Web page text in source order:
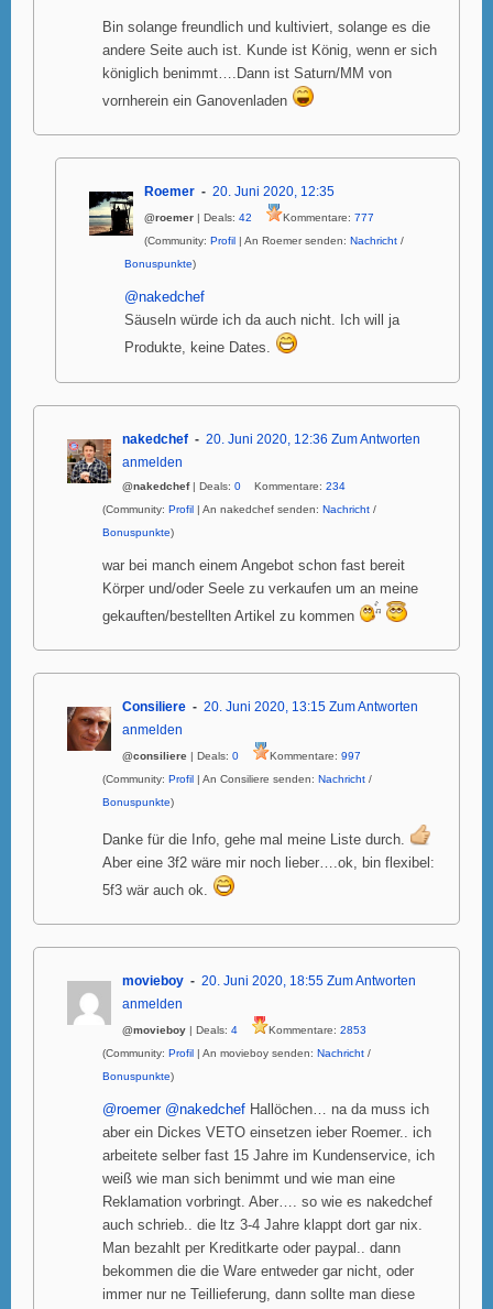
Bin solange freundlich und kultiviert, solange es die
andere Seite auch ist. Kunde ist König, wenn er sich
königlich benimmt….Dann ist Saturn/MM von
vornherein ein Ganovenladen
Roemer 20. Juni 2020, 12:35
@roemer | Deals: 42 Kommentare: 777
(Community: Profil | An Roemer senden: Nachricht /
Bonuspunkte)
@nakedchef
Säuseln würde ich da auch nicht. Ich will ja
Produkte, keine Dates.
nakedchef 20. Juni 2020, 12:36 Zum Antworten
anmelden
@nakedchef| Deals: 0 Kommentare: 234
(Community: Profil | An nakedchef senden: Nachricht /
Bonuspunkte)
war bei manch einem Angebot schon fast bereit
Körper und/oder Seele zu verkaufen um an meine
gekauften/bestellten Artikel zu kommen
Consiliere 20. Juni 2020, 13:15 Zum Antworten
anmelden
@consiliere | Deals: 0 Kommentare: 997
(Community: Profil | An Consiliere senden: Nachricht /
Bonuspunkte)
Danke für die Info, gehe mal meine Liste durch.
Aber eine 3f2 wäre mir noch lieber….ok, bin flexibel:
5f3 wär auch ok.
movieboy 20. Juni 2020, 18:55 Zum Antworten
anmelden
@movieboy | Deals: 4 Kommentare: 2853
(Community: Profil | An movieboy senden: Nachricht /
Bonuspunkte)
@roemer @nakedchef Hallöchen… na da muss ich
aber ein Dickes VETO einsetzen ieber Roemer.. ich
arbeitete selber fast 15 Jahre im Kundenservice, ich
weiß wie man sich benimmt und wie man eine
Reklamation vorbringt. Aber…. so wie es nakedchef
auch schrieb.. die ltz 3-4 Jahre klappt dort gar nix.
Man bezahlt per Kreditkarte oder paypal.. dann
bekommen die die Ware entweder gar nicht, oder
immer nur ne Teillieferung, dann sollte man diese